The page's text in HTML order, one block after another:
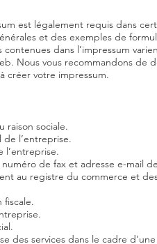
est légalement requis dans
et des exemples de
contenues dans l’impressum
Nous vous recommandons de
créer votre impressum.
raison sociale.
de l’entreprise.
l’entreprise.
de fax et adresse e-mail
au registre du commerce et
fiscale.
des services dans le cadre